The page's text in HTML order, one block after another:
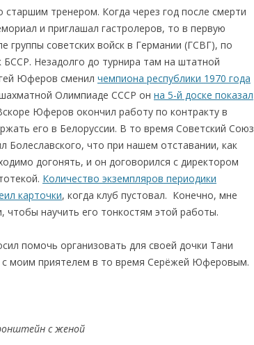
тренером. Когда через год после смерти
и приглашал гастролеров, то в первую
группы советских войск в Германии (ГСВГ), по
БССР. Незадолго до турнира там на штатной
Юферов сменил чемпиона республики 1970 года
Олимпиаде СССР он на 5-й доске показал
Юферов окончил работу по контракту в
его в Белоруссии. В то время Советский Союз
Болеславского, что при нашем отставании, как
догонять, и он договорился с директором
Количество экземпляров периодики
карточки, когда клуб пустовал. Конечно, мне
научить его тонкостям этой работы.
помочь организовать для своей дочки Тани
моим приятелем в то время Серёжей Юферовым.
с женой